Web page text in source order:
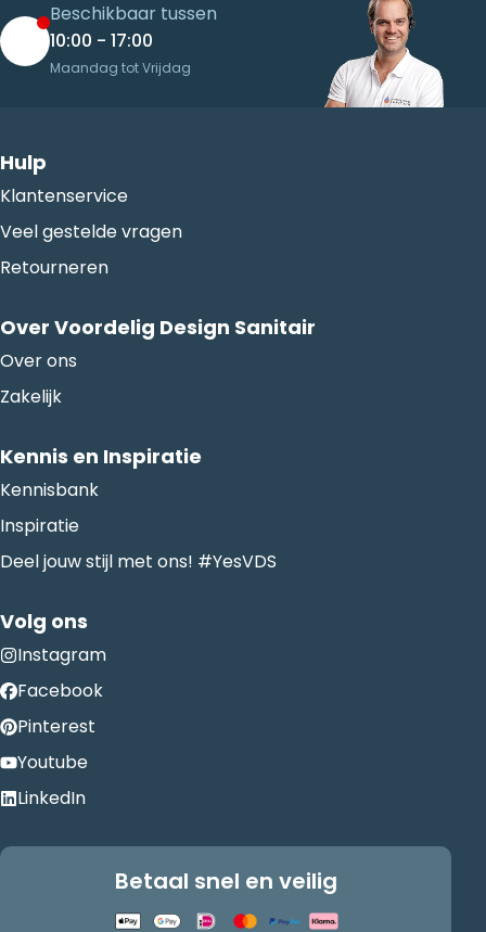
Beschikbaar tussen
10:00 - 17:00
Maandag tot Vrijdag
Hulp
Klantenservice
Veel gestelde vragen
Retourneren
Over Voordelig Design Sanitair
Over ons
Zakelijk
Kennis en Inspiratie
Kennisbank
Inspiratie
Deel jouw stijl met ons! #YesVDS
Volg ons
Instagram
Facebook
Pinterest
Youtube
LinkedIn
Betaal snel en veilig